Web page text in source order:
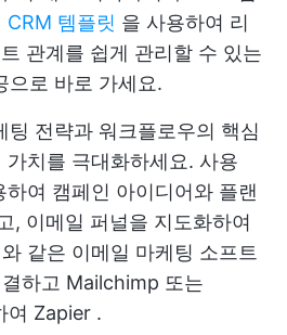
템플릿 을 사용하여 리
관계를 쉽게 관리할 수 있는
으로 바로 가세요.
팅 전략과 워크플로우의 핵심
치를 극대화하세요. 사용
하여 캠페인 아이디어와 플랜
, 이메일 퍼널을 지도화하여
와 같은 이메일 마케팅 소프트
하고 Mailchimp 또는
여 Zapier .